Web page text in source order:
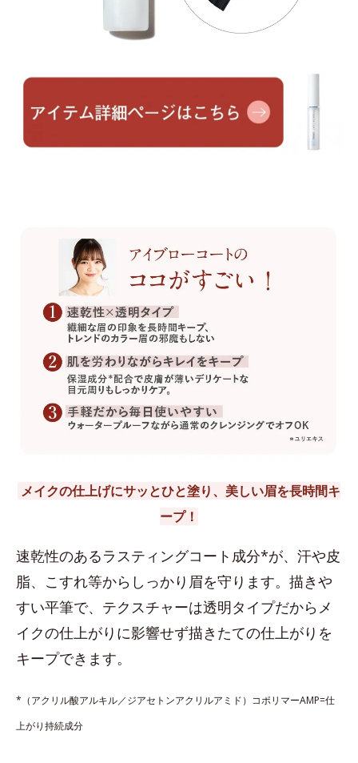
メイクの仕上げにサッとひと塗り、美しい眉を長時間キ
ープ！
速乾性のあるラスティングコート成分*が、汗や皮
脂、こすれ等からしっかり眉を守ります。描きや
すい平筆で、テクスチャーは透明タイプだからメ
イクの仕上がりに影響せず描きたての仕上がりを
キープできます。
*（アクリル酸アルキル／ジアセトンアクリルアミド）コポリマーAMP=仕
上がり持続成分